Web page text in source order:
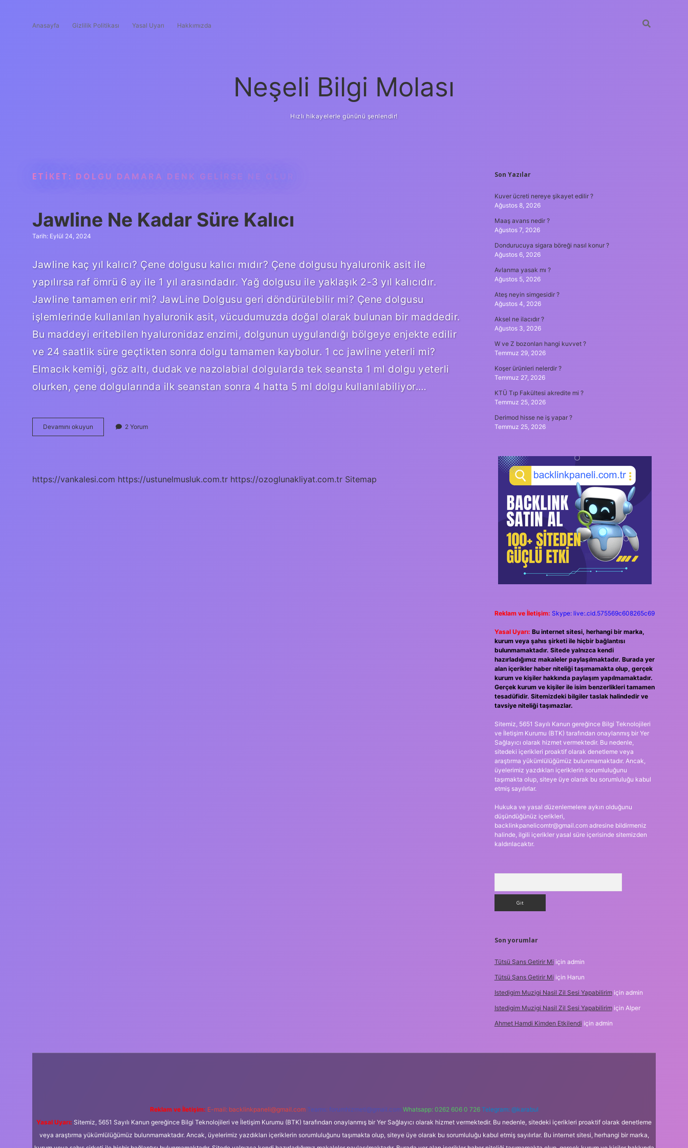
Anasayfa Gizlilik Politikası Yasal Uyarı Hakkımızda
Neşeli Bilgi Molası
Hızlı hikayelerle gününü şenlendir!
ETIKET: DOLGU DAMARA DENK GELIRSE NE OLUR
Jawline Ne Kadar Süre Kalıcı
Tarih: Eylül 24, 2024
Jawline kaç yıl kalıcı? Çene dolgusu kalıcı mıdır? Çene dolgusu hyaluronik asit ile
yapılırsa raf ömrü 6 ay ile 1 yıl arasındadır. Yağ dolgusu ile yaklaşık 2-3 yıl kalıcıdır.
Jawline tamamen erir mi? JawLine Dolgusu geri döndürülebilir mi? Çene dolgusu
işlemlerinde kullanılan hyaluronik asit, vücudumuzda doğal olarak bulunan bir maddedir.
Bu maddeyi eritebilen hyaluronidaz enzimi, dolgunun uygulandığı bölgeye enjekte edilir
ve 24 saatlik süre geçtikten sonra dolgu tamamen kaybolur. 1 cc jawline yeterli mi?
Elmacık kemiği, göz altı, dudak ve nazolabial dolgularda tek seansta 1 ml dolgu yeterli
olurken, çene dolgularında ilk seanstan sonra 4 hatta 5 ml dolgu kullanılabiliyor.…
Devamını okuyun
Ne
2 Yorum
https://vankalesi.com https://ustunelmusluk.com.tr https://ozoglunakliyat.com.tr Sitemap
SIDEBAR
Son Yazılar
Kuver ücreti nereye şikayet edilir ?
Ağustos 8, 2026
Maaş avans nedir ?
Ağustos 7, 2026
Dondurucuya sigara böreği nasıl konur ?
Ağustos 6, 2026
Avlanma yasak mı ?
Ağustos 5, 2026
Ateş neyin simgesidir ?
Ağustos 4, 2026
Aksel ne ilacıdır ?
Ağustos 3, 2026
W ve Z bozonları hangi kuvvet ?
Temmuz 29, 2026
Koşer ürünleri nelerdir ?
Temmuz 27, 2026
KTÜ Tıp Fakültesi akredite mi ?
Temmuz 25, 2026
Derimod hisse ne iş yapar ?
Temmuz 25, 2026
Reklam ve İletişim: Skype: live:.cid.575569c608265c69
Yasal Uyarı: Bu internet sitesi, herhangi bir marka,
kurum veya şahıs şirketi ile hiçbir bağlantısı
bulunmamaktadır. Sitede yalnızca kendi
hazırladığımız makaleler paylaşılmaktadır. Burada yer
alan içerikler haber niteliği taşımamakta olup, gerçek
kurum ve kişiler hakkında paylaşım yapılmamaktadır.
Gerçek kurum ve kişiler ile isim benzerlikleri tamamen
tesadüfidir. Sitemizdeki bilgiler taslak halindedir ve
tavsiye niteliği taşımazlar.
Sitemiz, 5651 Sayılı Kanun gereğince Bilgi Teknolojileri
ve İletişim Kurumu (BTK) tarafından onaylanmış bir Yer
Sağlayıcı olarak hizmet vermektedir. Bu nedenle,
sitedeki içerikleri proaktif olarak denetleme veya
araştırma yükümlülüğümüz bulunmamaktadır. Ancak,
üyelerimiz yazdıkları içeriklerin sorumluluğunu
taşımakta olup, siteye üye olarak bu sorumluluğu kabul
etmiş sayılırlar.
Hukuka ve yasal düzenlemelere aykırı olduğunu
düşündüğünüz içerikleri,
backlinkpanelicomtr@gmail.comadresine bildirmeniz
halinde, ilgili içerikler yasal süre içerisinde sitemizden
kaldırılacaktır.
Son yorumlar
Tütsü Şans Getirir Mi için admin
Tütsü Şans Getirir Mi için Harun
Istedigim Muzigi Nasil Zil Sesi Yapabilirimiçin admin
Istedigim Muzigi Nasil Zil Sesi Yapabilirimiçin Alper
Ahmet Hamdi Kimden Etkilendi için admin
Reklam ve İletişim: E-mail: backlinkpaneli@gmail.com Teams: forumhizmeti@gmail.com Whatsapp: 0262 606 0 726 Telegram: @karabul
Yasal Uyarı: Sitemiz, 5651 Sayılı Kanun gereğince Bilgi Teknolojileri ve İletişim Kurumu (BTK) tarafından onaylanmış bir Yer Sağlayıcı olarak hizmet vermektedir. Bu nedenle, sitedeki içerikleri proaktif olarak denetleme
veya araştırma yükümlülüğümüz bulunmamaktadır. Ancak, üyelerimiz yazdıkları içeriklerin sorumluluğunu taşımakta olup, siteye üye olarak bu sorumluluğu kabul etmiş sayılırlar. Bu internet sitesi, herhangi bir marka,